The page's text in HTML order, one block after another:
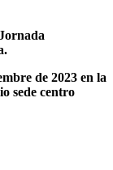
de 2023 en la
sede centro